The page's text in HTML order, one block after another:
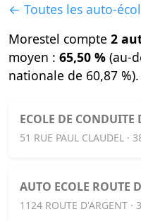
← Toutes les auto-
Morestel compte 2
moyen : 65,50 % (au-
nationale de 60,87 %).
ECOLE DE CONDUITE
51 RUE PAUL CLAUDEL ·
AUTO ECOLE ROUTE
1124 ROUTE D'ARGENT ·